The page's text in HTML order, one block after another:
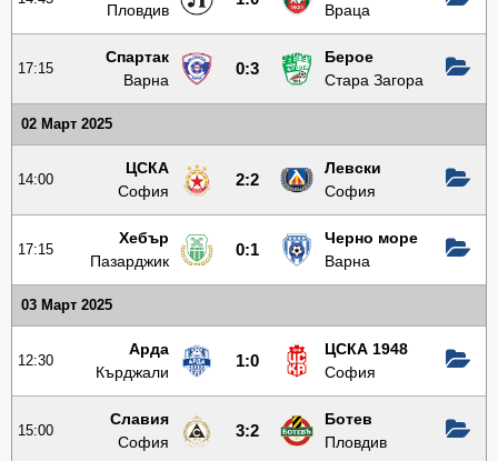
Пловдив
Враца
17:15
Спартак
Варна
0:3
Берое
Стара Загора
02 Март 2025
14:00
ЦСКА
София
2:2
Левски
София
17:15
Хебър
Пазарджик
0:1
Черно море
Варна
03 Март 2025
12:30
Арда
Кърджали
1:0
ЦСКА 1948
София
15:00
Славия
София
3:2
Ботев
Пловдив